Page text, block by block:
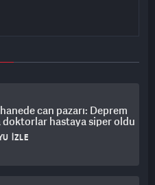
can pazarı: Deprem
doktorlar hastaya siper oldu
İZLE